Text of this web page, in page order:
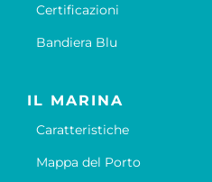
Certificazioni
Bandiera Blu
IL MARINA
Caratteristiche
Mappa del Porto